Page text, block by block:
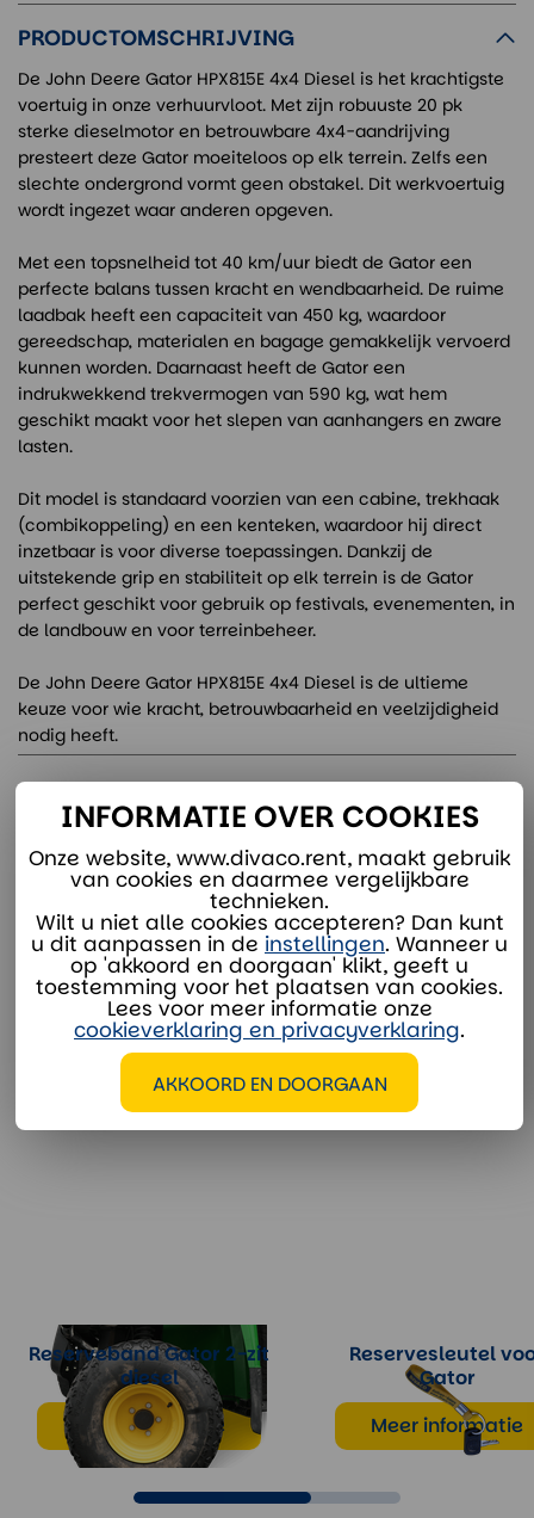
PRODUCTOMSCHRIJVING
De John Deere Gator HPX815E 4x4 Diesel is het krachtigste
voertuig in onze verhuurvloot. Met zijn robuuste 20 pk
sterke dieselmotor en betrouwbare 4x4-aandrijving
presteert deze Gator moeiteloos op elk terrein. Zelfs een
slechte ondergrond vormt geen obstakel. Dit werkvoertuig
wordt ingezet waar anderen opgeven.
Met een topsnelheid tot 40 km/uur biedt de Gator een
perfecte balans tussen kracht en wendbaarheid. De ruime
laadbak heeft een capaciteit van 450 kg, waardoor
gereedschap, materialen en bagage gemakkelijk vervoerd
kunnen worden. Daarnaast heeft de Gator een
indrukwekkend trekvermogen van 590 kg, wat hem
geschikt maakt voor het slepen van aanhangers en zware
lasten.
Dit model is standaard voorzien van een cabine, trekhaak
(combikoppeling) en een kenteken, waardoor hij direct
inzetbaar is voor diverse toepassingen. Dankzij de
uitstekende grip en stabiliteit op elk terrein is de Gator
perfect geschikt voor gebruik op festivals, evenementen, in
de landbouw en voor terreinbeheer.
De John Deere Gator HPX815E 4x4 Diesel is de ultieme
keuze voor wie kracht, betrouwbaarheid en veelzijdigheid
nodig heeft.
Onze verhuurspecialisten staan voor je klaar:
verhuur@divaco.com
Whatsapp
EXTRA OPTIES
Reserveband Gator 2-zit
diesel
Meer informatie
Reservesleutel
Gator
Meer informatie
INFORMATIE OVER COOKIES
Onze website, www.divaco.rent, maakt gebruik
van cookies en daarmee vergelijkbare
technieken.
Wilt u niet alle cookies accepteren? Dan kunt
u dit aanpassen in de instellingen. Wanneer u
op 'akkoord en doorgaan' klikt, geeft u
toestemming voor het plaatsen van cookies.
Lees voor meer informatie onze
cookieverklaring en privacyverklaring.
AKKOORD EN DOORGAAN